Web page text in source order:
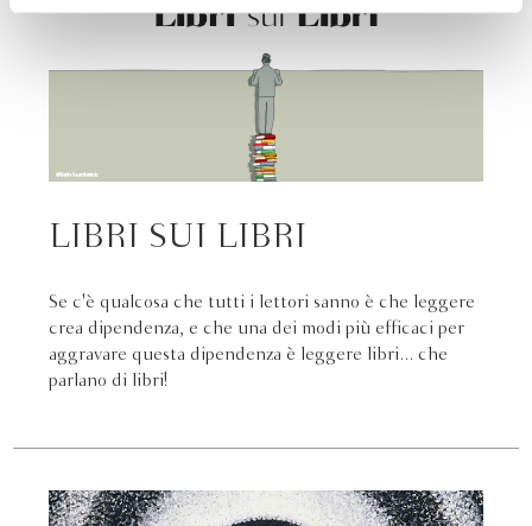
LIBRI SUI LIBRI
Se c'è qualcosa che tutti i lettori sanno è che leggere
crea dipendenza, e che una dei modi più efficaci per
aggravare questa dipendenza è leggere libri... che
parlano di libri!